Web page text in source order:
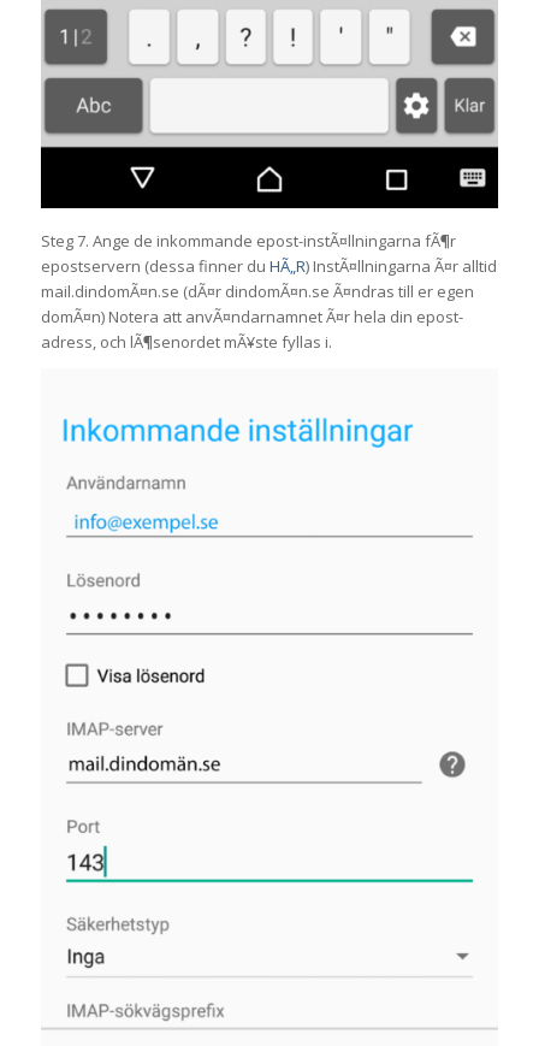
Steg 7. Ange de inkommande epost-instÃ¤llningarna fÃ¶r
epostservern (dessa finner du HÃ„R) InstÃ¤llningarna Ã¤r alltid
mail.dindomÃ¤n.se (dÃ¤r dindomÃ¤n.se Ã¤ndras till er egen
domÃ¤n) Notera att anvÃ¤ndarnamnet Ã¤r hela din epost-
adress, och lÃ¶senordet mÃ¥ste fyllas i.